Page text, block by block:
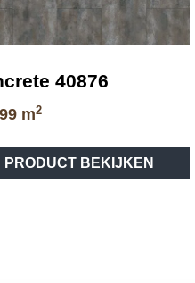
40876
m2
PRODUCT BEKIJKEN